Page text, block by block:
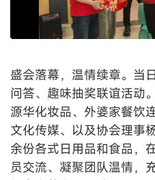
盛会落幕，温情续章。当
问答、趣味抽奖联谊活动
源华化妆品、外婆家餐饮
文化传媒、以及协会理事
余份各式日用品和食品，
员交流、凝聚团队温情，